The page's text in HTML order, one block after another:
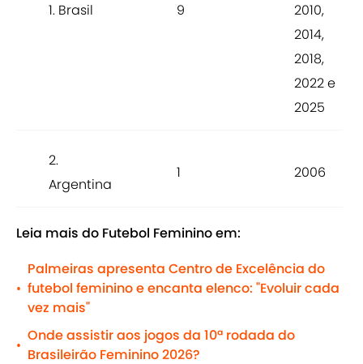
1. Brasil 9
2010,
2014,
2018,
2022 e
2025
2.
Argentina
1 2006
Leia mais do Futebol Feminino em:
•
Palmeiras apresenta Centro de Excelência do
futebol feminino e encanta elenco: "Evoluir cada
vez mais"
•
Onde assistir aos jogos da 10ª rodada do
Brasileirão Feminino 2026?